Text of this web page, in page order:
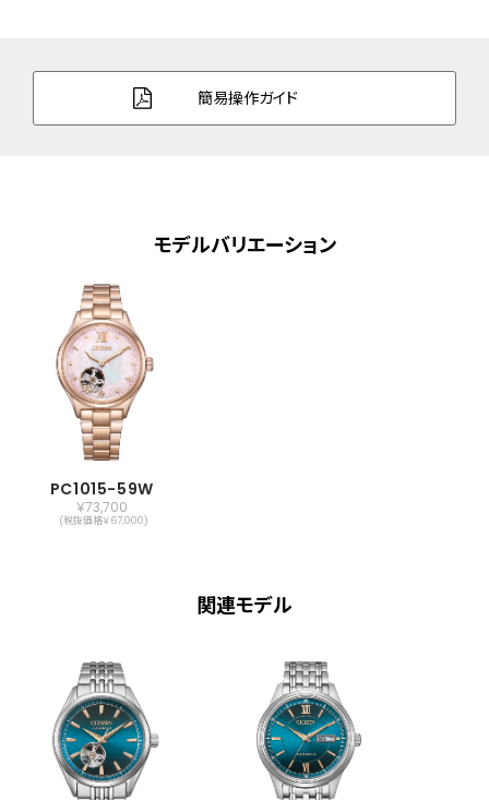
サファイアガラス
原産国
メーカー保証
簡易操作ガイド
モデルバリエーション
PC1015-59W
￥73,700
(税抜価格￥67,000)
関連モデル